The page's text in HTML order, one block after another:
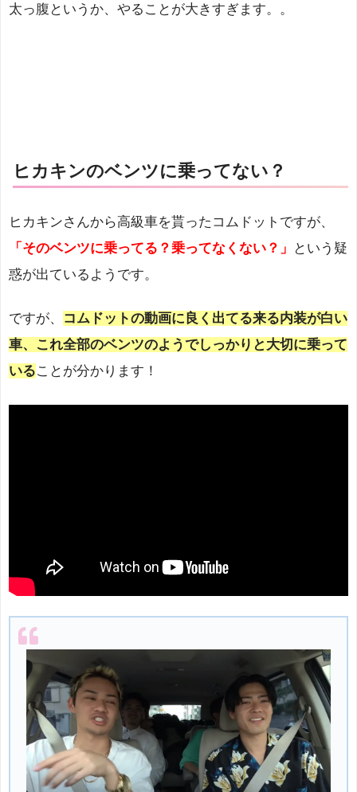
太っ腹というか、やることが大きすぎます。。
ヒカキンのベンツに乗ってない？
ヒカキンさんから高級車を貰ったコムドットですが、
「そのベンツに乗ってる？乗ってなくない？」
という疑
惑が出ているようです。
ですが、
コムドットの動画に良く出てる来る内装が白い
車、これ全部のベンツのようでしっかりと大切に乗って
いることが分かります！